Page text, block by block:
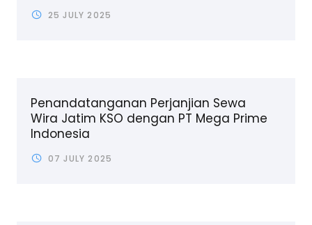
25 JULY 2025
Penandatanganan Perjanjian Sewa
Wira Jatim KSO dengan PT Mega Prime
Indonesia
07 JULY 2025